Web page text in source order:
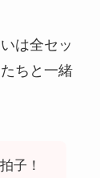
は全セッ
ちと一緒
子！